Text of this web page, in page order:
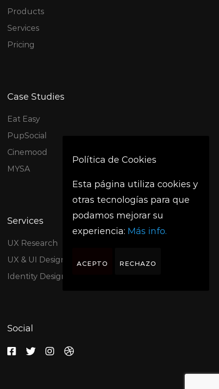
Products
Services
Pricing
Case Studies
Eat Easy
PupSocial
Cinemood
MYSA
Services
UX Research
UX & UI Design
Identity Design
Social
Política de Cookies
Esta página utiliza cookies y
otras tecnologías para que
podamos mejorar su
experiencia: Más info.
ACEPTO RECHAZO